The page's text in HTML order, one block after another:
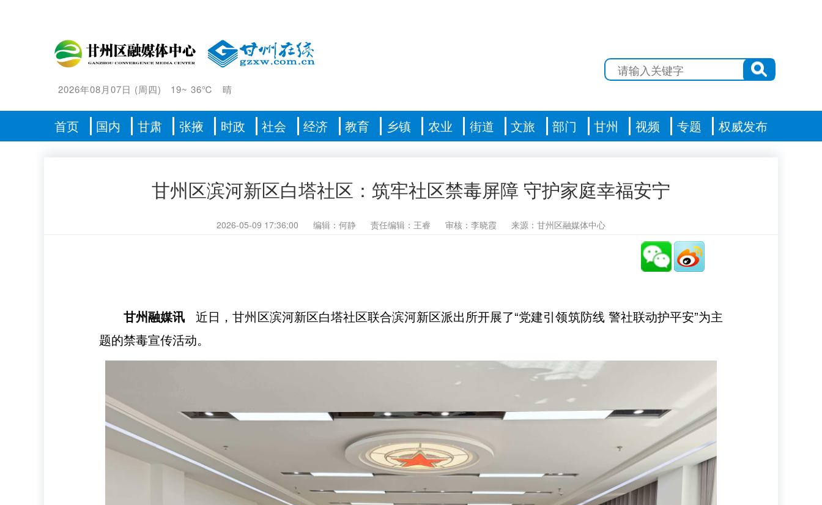
2026年08月07日 (周四) 19~ 36℃ 晴
首页 国内 甘肃 张掖 时政 社会 经济 教育 乡镇 农业 街道 文旅 部门 甘州 视频 专题 权威发布
甘州区滨河新区白塔社区：筑牢社区禁毒屏障 守护家庭幸福安宁
2026-05-09 17:36:00 编辑：何静 责任编辑：王睿 审核：李晓霞 来源：甘州区融媒体中心
甘州融媒讯近日，甘州区滨河新区白塔社区联合滨河新区派出所开展了“党建引领筑防线 警社联动护平安”为主
题的禁毒宣传活动。